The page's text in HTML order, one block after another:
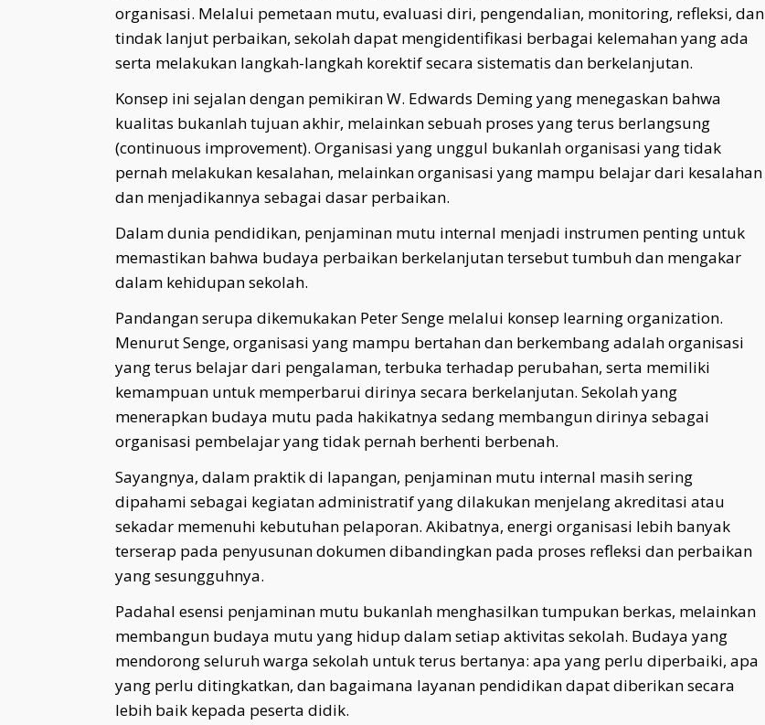
organisasi. Melalui pemetaan mutu, evaluasi diri, pengendalian, monitoring, refleksi, dan
tindak lanjut perbaikan, sekolah dapat mengidentifikasi berbagai kelemahan yang ada
serta melakukan langkah-langkah korektif secara sistematis dan berkelanjutan.
Konsep ini sejalan dengan pemikiran W. Edwards Deming yang menegaskan bahwa
kualitas bukanlah tujuan akhir, melainkan sebuah proses yang terus berlangsung
(continuous improvement). Organisasi yang unggul bukanlah organisasi yang tidak
pernah melakukan kesalahan, melainkan organisasi yang mampu belajar dari kesalahan
dan menjadikannya sebagai dasar perbaikan.
Dalam dunia pendidikan, penjaminan mutu internal menjadi instrumen penting untuk
memastikan bahwa budaya perbaikan berkelanjutan tersebut tumbuh dan mengakar
dalam kehidupan sekolah.
Pandangan serupa dikemukakan Peter Senge melalui konsep learning organization.
Menurut Senge, organisasi yang mampu bertahan dan berkembang adalah organisasi
yang terus belajar dari pengalaman, terbuka terhadap perubahan, serta memiliki
kemampuan untuk memperbarui dirinya secara berkelanjutan. Sekolah yang
menerapkan budaya mutu pada hakikatnya sedang membangun dirinya sebagai
organisasi pembelajar yang tidak pernah berhenti berbenah.
Sayangnya, dalam praktik di lapangan, penjaminan mutu internal masih sering
dipahami sebagai kegiatan administratif yang dilakukan menjelang akreditasi atau
sekadar memenuhi kebutuhan pelaporan. Akibatnya, energi organisasi lebih banyak
terserap pada penyusunan dokumen dibandingkan pada proses refleksi dan perbaikan
yang sesungguhnya.
Padahal esensi penjaminan mutu bukanlah menghasilkan tumpukan berkas, melainkan
membangun budaya mutu yang hidup dalam setiap aktivitas sekolah. Budaya yang
mendorong seluruh warga sekolah untuk terus bertanya: apa yang perlu diperbaiki, apa
yang perlu ditingkatkan, dan bagaimana layanan pendidikan dapat diberikan secara
lebih baik kepada peserta didik.